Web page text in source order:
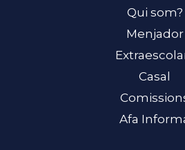
Qui som?
Menjador
Casal
Afa